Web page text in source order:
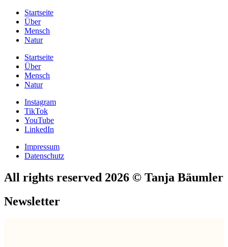
Startseite
Über
Mensch
Natur
Startseite
Über
Mensch
Natur
Instagram
TikTok
YouTube
LinkedIn
Impressum
Datenschutz
All rights reserved 2026 © Tanja Bäumler
Newsletter